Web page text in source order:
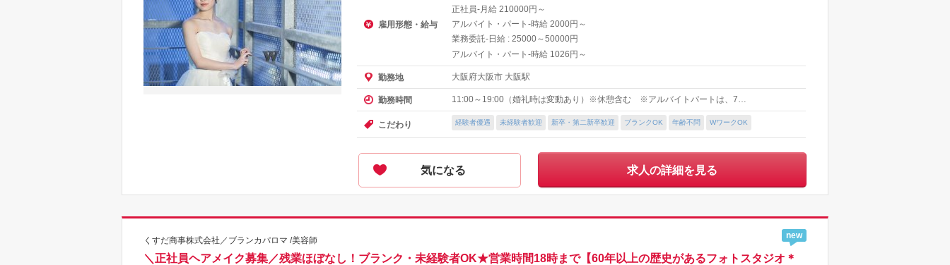
雇用形態・給与
正社員-月給 210000円～
アルバイト・パート-時給 2000円～
業務委託-日給 : 25000～50000円
アルバイト・パート-時給 1026円～
勤務地 大阪府大阪市 大阪駅
勤務時間 11:00～19:00（婚礼時は変動あり）※休憩含む ※アルバイトパートは、7…
こだわり 経験者優遇 未経験者歓迎 新卒・第二新卒歓迎 ブランクOK 年齢不問 WワークOK
気になる 求人の詳細を見る
くすだ商事株式会社／ブランカパロマ /美容師 new
＼正社員ヘアメイク募集／残業ほぼなし！ブランク・未経験者OK★営業時間18時まで【60年以上の歴史があるフォトスタジオ＊